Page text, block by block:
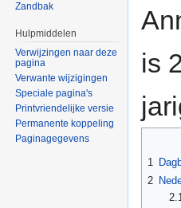
is
1
2
2.1
Zandbak
Hulpmiddelen
Verwijzingen naar deze
pagina
Verwante wijzigingen
Speciale pagina's
Printvriendelijke versie
Permanente koppeling
Paginagegevens